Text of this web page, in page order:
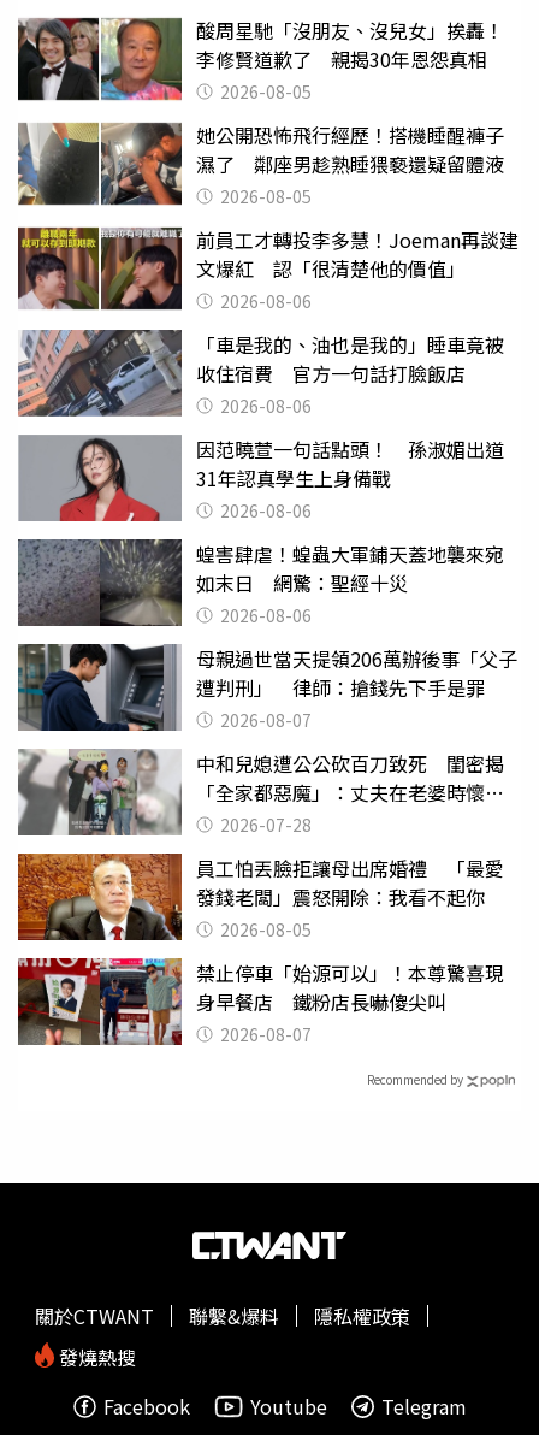
酸周星馳「沒朋友、沒兒女」挨轟！
李修賢道歉了 親揭30年恩怨真相
2026-08-05
她公開恐怖飛行經歷！搭機睡醒褲子
濕了 鄰座男趁熟睡猥褻還疑留體液
2026-08-05
前員工才轉投李多慧！Joeman再談建
文爆紅 認「很清楚他的價值」
2026-08-06
「車是我的、油也是我的」睡車竟被
收住宿費 官方一句話打臉飯店
2026-08-06
因范曉萱一句話點頭！ 孫淑媚出道
31年認真學生上身備戰
2026-08-06
蝗害肆虐！蝗蟲大軍鋪天蓋地襲來宛
如末日 網驚：聖經十災
2026-08-06
母親過世當天提領206萬辦後事「父子
遭判刑」 律師：搶錢先下手是罪
2026-08-07
中和兒媳遭公公砍百刀致死 閨密揭
「全家都惡魔」：丈夫在老婆時懷孕
摔東西
2026-07-28
員工怕丟臉拒讓母出席婚禮 「最愛
發錢老闆」震怒開除：我看不起你
2026-08-05
禁止停車「始源可以」！本尊驚喜現
身早餐店 鐵粉店長嚇傻尖叫
2026-08-07
Recommended by
關於CTWANT 聯繫&爆料
隱私權政策
發燒熱搜
Facebook
Youtube Telegram